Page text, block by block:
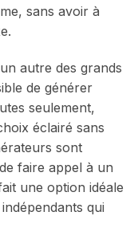
sans avoir à
autre des grands
de générer
seulement,
éclairé sans
sont
faire appel à un
une option idéale
qui